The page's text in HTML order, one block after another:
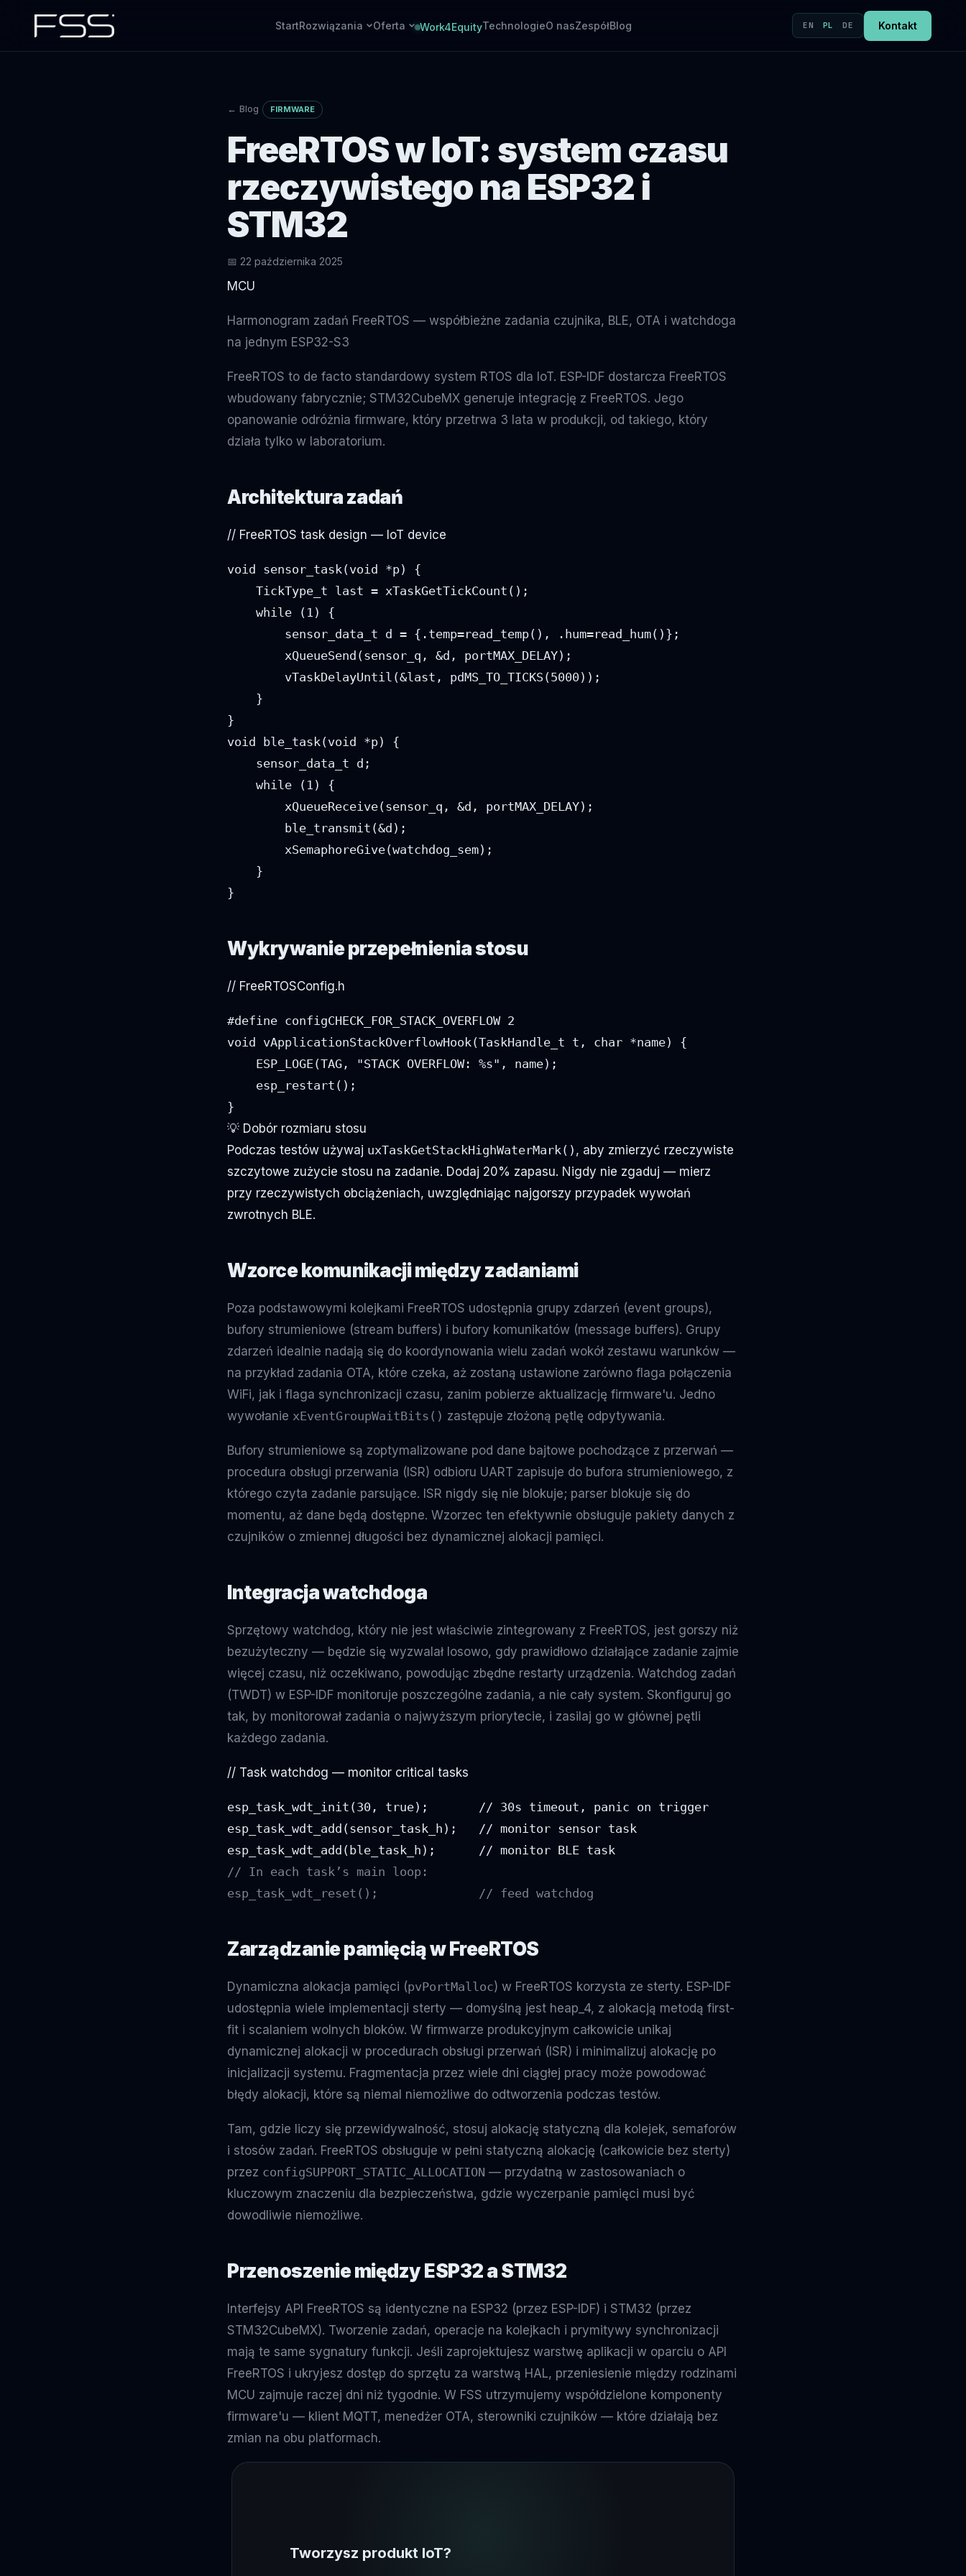
StartRozwiązania
AI dla engineeringu
Integracje
ERP, PMS, płatności, API
DevOps
Oferta
Software
Aplikacje, chmura, AI i dane
Work4EquityTechnologieO nasZespółBlog EN PL DE Kontakt
← Blog FIRMWARE
FreeRTOS w IoT: system czasu
rzeczywistego na ESP32 i
STM32
📅 22 października 2025
MCU
Harmonogram zadań FreeRTOS — współbieżne zadania czujnika, BLE, OTA i watchdoga
na jednym ESP32-S3
FreeRTOS to de facto standardowy system RTOS dla IoT. ESP-IDF dostarcza FreeRTOS
wbudowany fabrycznie; STM32CubeMX generuje integrację z FreeRTOS. Jego
opanowanie odróżnia firmware, który przetrwa 3 lata w produkcji, od takiego, który
działa tylko w laboratorium.
Architektura zadań
// FreeRTOS task design — IoT device
void sensor_task(void *p) {
    TickType_t last = xTaskGetTickCount();
    while (1) {
        sensor_data_t d = {.temp=read_temp(), .hum=read_hum()};
        xQueueSend(sensor_q, &d, portMAX_DELAY);
        vTaskDelayUntil(&last, pdMS_TO_TICKS(5000));
    }
}
void ble_task(void *p) {
    sensor_data_t d;
    while (1) {
        xQueueReceive(sensor_q, &d, portMAX_DELAY);
        ble_transmit(&d);
        xSemaphoreGive(watchdog_sem);
    }
}
Wykrywanie przepełnienia stosu
// FreeRTOSConfig.h
#define configCHECK_FOR_STACK_OVERFLOW 2
void vApplicationStackOverflowHook(TaskHandle_t t, char *name) {
    ESP_LOGE(TAG, "STACK OVERFLOW: %s", name);
    esp_restart();
}
💡 Dobór rozmiaru stosu
Podczas testów używaj uxTaskGetStackHighWaterMark() , aby zmierzyć rzeczywiste
szczytowe zużycie stosu na zadanie. Dodaj 20% zapasu. Nigdy nie zgaduj — mierz
przy rzeczywistych obciążeniach, uwzględniając najgorszy przypadek wywołań
zwrotnych BLE.
Wzorce komunikacji między zadaniami
Poza podstawowymi kolejkami FreeRTOS udostępnia grupy zdarzeń (event groups),
bufory strumieniowe (stream buffers) i bufory komunikatów (message buffers). Grupy
zdarzeń idealnie nadają się do koordynowania wielu zadań wokół zestawu warunków —
na przykład zadania OTA, które czeka, aż zostaną ustawione zarówno flaga połączenia
WiFi, jak i flaga synchronizacji czasu, zanim pobierze aktualizację firmware'u. Jedno
wywołanie xEventGroupWaitBits() zastępuje złożoną pętlę odpytywania.
Bufory strumieniowe są zoptymalizowane pod dane bajtowe pochodzące z przerwań —
procedura obsługi przerwania (ISR) odbioru UART zapisuje do bufora strumieniowego, z
którego czyta zadanie parsujące. ISR nigdy się nie blokuje; parser blokuje się do
momentu, aż dane będą dostępne. Wzorzec ten efektywnie obsługuje pakiety danych z
czujników o zmiennej długości bez dynamicznej alokacji pamięci.
Integracja watchdoga
Sprzętowy watchdog, który nie jest właściwie zintegrowany z FreeRTOS, jest gorszy niż
bezużyteczny — będzie się wyzwalał losowo, gdy prawidłowo działające zadanie zajmie
więcej czasu, niż oczekiwano, powodując zbędne restarty urządzenia. Watchdog zadań
(TWDT) w ESP-IDF monitoruje poszczególne zadania, a nie cały system. Skonfiguruj go
tak, by monitorował zadania o najwyższym priorytecie, i zasilaj go w głównej pętli
każdego zadania.
// Task watchdog — monitor critical tasks
esp_task_wdt_init(30, true);       // 30s timeout, panic on trigger
esp_task_wdt_add(sensor_task_h);   // monitor sensor task
// In each task’s main loop:
esp_task_wdt_reset();              // feed watchdog
Zarządzanie pamięcią w FreeRTOS
Dynamiczna alokacja pamięci (pvPortMalloc) w FreeRTOS korzysta ze sterty. ESP-IDF
udostępnia wiele implementacji sterty — domyślną jest heap_4, z alokacją metodą first-
fit i scalaniem wolnych bloków. W firmwarze produkcyjnym całkowicie unikaj
dynamicznej alokacji w procedurach obsługi przerwań (ISR) i minimalizuj alokację po
inicjalizacji systemu. Fragmentacja przez wiele dni ciągłej pracy może powodować
błędy alokacji, które są niemal niemożliwe do odtworzenia podczas testów.
Tam, gdzie liczy się przewidywalność, stosuj alokację statyczną dla kolejek, semaforów
i stosów zadań. FreeRTOS obsługuje w pełni statyczną alokację (całkowicie bez sterty)
przez configSUPPORT_STATIC_ALLOCATION — przydatną w zastosowaniach o
kluczowym znaczeniu dla bezpieczeństwa, gdzie wyczerpanie pamięci musi być
dowodliwie niemożliwe.
Przenoszenie między ESP32 a STM32
Interfejsy API FreeRTOS są identyczne na ESP32 (przez ESP-IDF) i STM32 (przez
STM32CubeMX). Tworzenie zadań, operacje na kolejkach i prymitywy synchronizacji
mają te same sygnatury funkcji. Jeśli zaprojektujesz warstwę aplikacji w oparciu o API
FreeRTOS i ukryjesz dostęp do sprzętu za warstwą HAL, przeniesienie między rodzinami
MCU zajmuje raczej dni niż tygodnie. W FSS utrzymujemy współdzielone komponenty
firmware'u — klient MQTT, menedżer OTA, sterowniki czujników — które działają bez
zmian na obu platformach.
Tworzysz produkt IoT?